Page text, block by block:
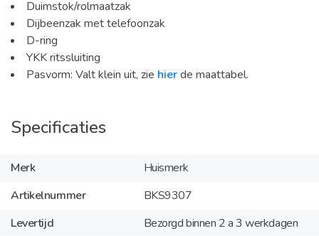
Duimstok/rolmaatzak
Dijbeenzak met telefoonzak
D-ring
YKK ritssluiting
Pasvorm: Valt klein uit, zie hierde maattabel.
Specificaties
Merk
Huismerk
Artikelnummer
BKS9307
Levertijd
Bezorgd binnen 2 a 3 werkdagen